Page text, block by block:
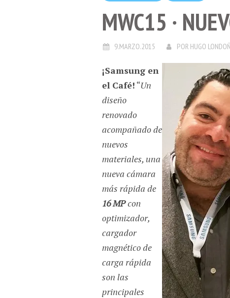
MWC15 ·
9.MARZO.2015 POR HUGO
¡Samsung en
el Café! “Un
diseño
renovado
acompañado de
nuevos
materiales, una
nueva cámara
más rápida de
16 MPcon
optimizador,
cargador
magnético de
carga rápida
son las
principales